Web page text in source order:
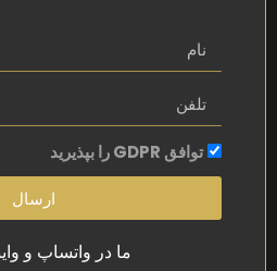
توافق GDPR را بپذیرید
ارسال
ما در واتساپ و